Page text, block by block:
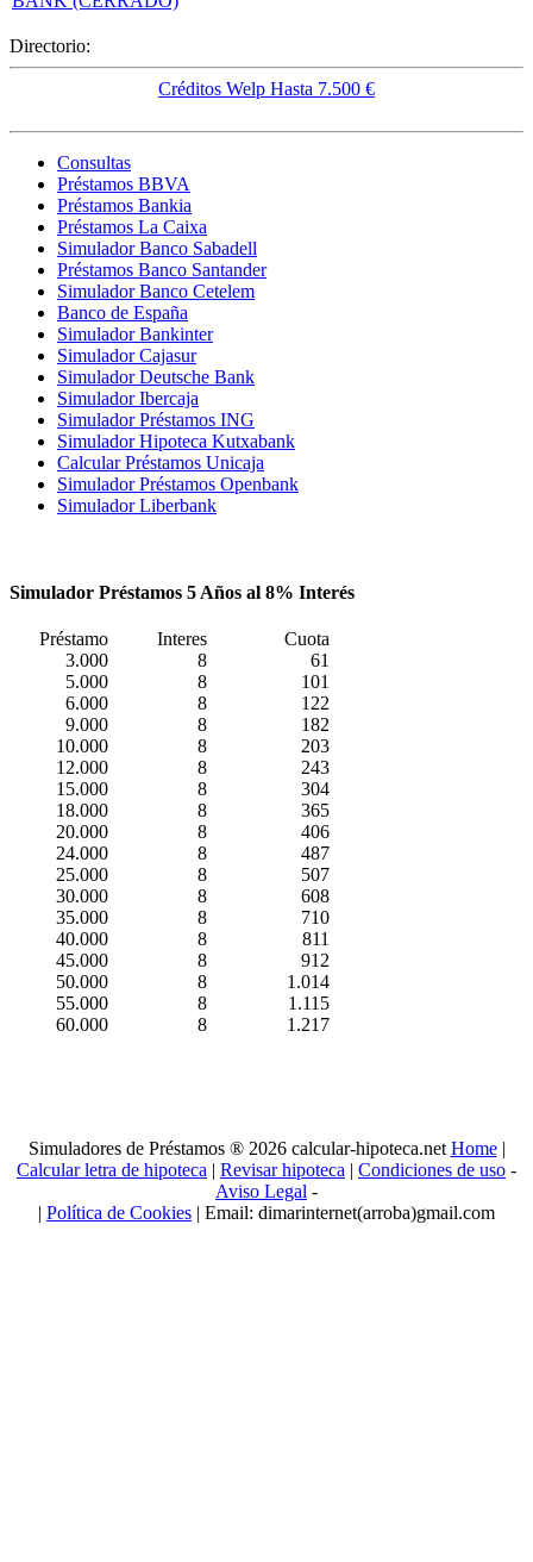
Directorio:
Créditos Welp Hasta 7.500 €
Consultas
Préstamos BBVA
Préstamos Bankia
Préstamos La Caixa
Simulador Banco Sabadell
Préstamos Banco Santander
Simulador Banco Cetelem
Banco de España
Simulador Bankinter
Simulador Cajasur
Simulador Deutsche Bank
Simulador Ibercaja
Simulador Préstamos ING
Simulador Hipoteca Kutxabank
Calcular Préstamos Unicaja
Simulador Préstamos Openbank
Simulador Liberbank
Simulador Préstamos 5 Años al 8% Interés
Préstamo Interes
Cuota
3.000
8
61
5.000
8
101
6.000
8
122
9.000
8
182
10.000
8
203
12.000
8
243
15.000
8
304
18.000
8
365
20.000
8
406
24.000
8
487
25.000
8
507
30.000
8
608
35.000
8
710
40.000
8
811
45.000
8
912
50.000
8
1.014
55.000
8
1.115
60.000
8 1.217
Simuladores de Préstamos ® 2026 calcular-hipoteca.net Home|
Calcular letra de hipoteca | Revisar hipoteca | Condiciones de uso -
Aviso Legal -
| Política de Cookies | Email: dimarinternet(arroba)gmail.com